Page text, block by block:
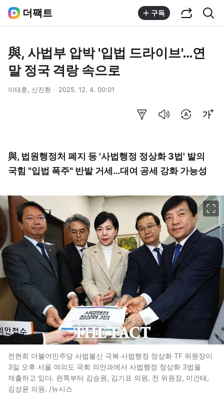
더팩트 구독
與, 사법부 압박 '입법 드라이브'…연
말 정국 격랑 속으로
이태훈, 신진환 2025. 12. 4. 00:01
與, 법원행정처 폐지 등 '사법행정 정상화 3법' 발의
국힘 "입법 폭주" 반발 거세…대여 공세 강화 가능성
전현희 더불어민주당 사법불신 극복·사법행정 정상화 TF 위원장이
3일 오후 서울 여의도 국회 의안과에서 사법행정 정상화 3법을
제출하고 있다. 왼쪽부터 김승원, 김기표 의원, 전 위원장, 이건태,
김성윤 의원. /뉴시스